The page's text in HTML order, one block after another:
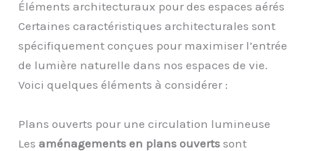
Éléments architecturaux pour des espaces aérés
Certaines caractéristiques architecturales sont
spécifiquement conçues pour maximiser l’entrée
de lumière naturelle dans nos espaces de vie.
Voici quelques éléments à considérer :
Plans ouverts pour une circulation lumineuse
Lesaménagements en plans ouverts sont